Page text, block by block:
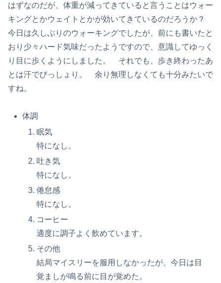
はずなのだが、体重が減ってきていると言うことはウォー
キングとかウェイトとかが効いてきているのだろうか？
今日は久しぶりのウォーキングでしたが、前にも書いたと
おり少々ハード気味だったようですので、意識してゆっく
り目に歩くようにしました。 それでも、歩き終わったあ
とは汗でびっしょり。 余り無理しなくても十分みたいで
すね。
体調
眠気
特になし。
吐き気
特になし。
倦怠感
特になし。
コーヒー
適度に調子よく飲めています。
その他
結局マイスリーを服用しなかったが、今日は目
覚ましが鳴る前に目が覚めた。